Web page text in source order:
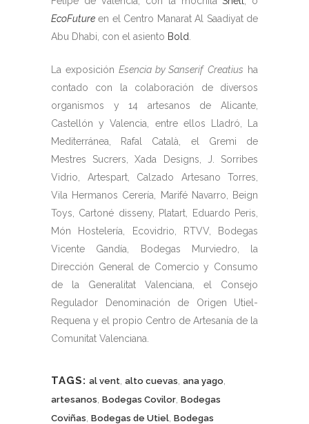
EcoFuture en el Centro Manarat Al Saadiyat de
Abu Dhabi, con el asiento Bold
La exposición Esencia by Sanserif Creatius ha
contado con la colaboración de diversos
organismos y 14 artesanos de Alicante,
Castellón y Valencia, entre ellos Lladró, La
Mediterránea, Rafal Català, el Gremi de
Mestres Sucrers, Xada Designs, J. Sorribes
Vidrio, Artespart, Calzado Artesano Torres,
Vila Hermanos Cerería, Marifé Navarro, Beign
Toys, Cartoné disseny, Platart, Eduardo Peris,
Món Hostelería, Ecovidrio, RTVV, Bodegas
Vicente Gandía, Bodegas Murviedro, la
Dirección General de Comercio y Consumo
de la Generalitat Valenciana, el Consejo
Regulador Denominación de Origen Utiel-
Requena y el propio Centro de Artesanía de la
Comunitat Valenciana.
TAGS: al vent alto cuevas ana yago
artesanos Bodegas Covilor Bodegas
Coviñas Bodegas de Utiel Bodegas